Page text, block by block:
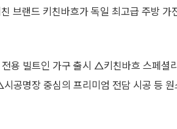
브랜드 키친바흐가 독일 최고급 주방 가
용 빌트인 가구 출시 △키친바흐 스페셜
공명장 중심의 프리미엄 전담 시공 등 원